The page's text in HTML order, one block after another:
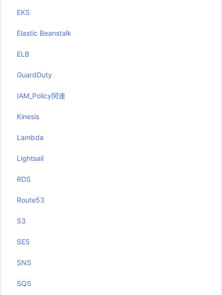
EKS
Elastic Beanstalk
ELB
GuardDuty
IAM_Policy関連
Kinesis
Lambda
Lightsail
RDS
Route53
S3
SES
SNS
SQS